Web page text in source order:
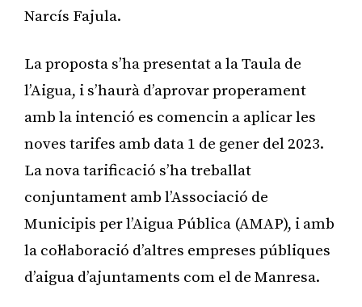
Narcís Fajula.
La proposta s’ha presentat a la Taula de
l’Aigua, i s’haurà d’aprovar properament
amb la intenció es comencin a aplicar les
noves tarifes amb data 1 de gener del 2023.
La nova tarificació s’ha treballat
conjuntament amb l’Associació de
Municipis per l’Aigua Pública (AMAP), i amb
la col·laboració d’altres empreses públiques
d’aigua d’ajuntaments com el de Manresa.